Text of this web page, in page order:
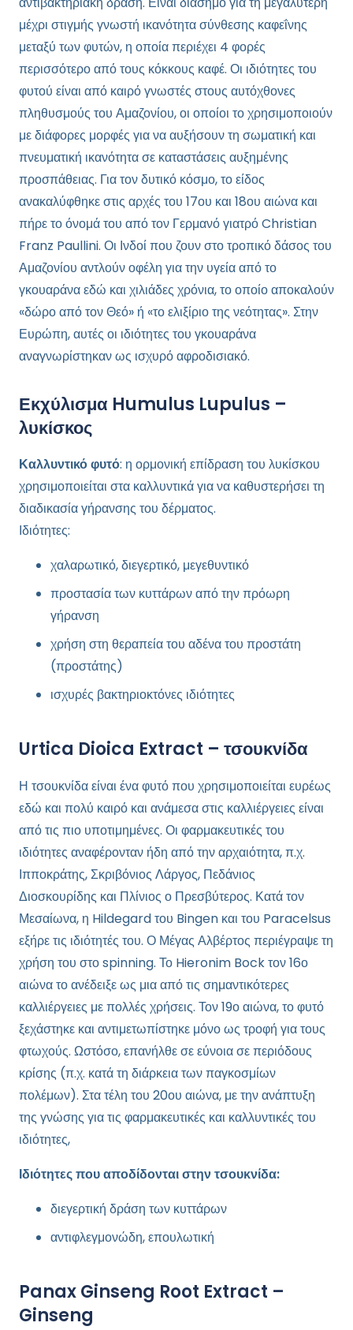
μέχρι στιγμής γνωστή ικανότητα σύνθεσης καφεΐνης
μεταξύ των φυτών, η οποία περιέχει 4 φορές
περισσότερο από τους κόκκους καφέ. Οι ιδιότητες του
φυτού είναι από καιρό γνωστές στους αυτόχθονες
πληθυσμούς του Αμαζονίου, οι οποίοι το χρησιμοποιούν
με διάφορες μορφές για να αυξήσουν τη σωματική και
πνευματική ικανότητα σε καταστάσεις αυξημένης
προσπάθειας. Για τον δυτικό κόσμο, το είδος
ανακαλύφθηκε στις αρχές του 17ου και 18ου αιώνα και
πήρε το όνομά του από τον Γερμανό γιατρό Christian
Franz Paullini. Οι Ινδοί που ζουν στο τροπικό δάσος του
Αμαζονίου αντλούν οφέλη για την υγεία από το
γκουαράνα εδώ και χιλιάδες χρόνια, το οποίο αποκαλούν
«δώρο από τον Θεό» ή «το ελιξίριο της νεότητας». Στην
Ευρώπη, αυτές οι ιδιότητες του γκουαράνα
αναγνωρίστηκαν ως ισχυρό αφροδισιακό.
Εκχύλισμα Humulus Lupulus –
λυκίσκος
Καλλυντικό φυτό: η ορμονική επίδραση του λυκίσκου
χρησιμοποιείται στα καλλυντικά για να καθυστερήσει τη
διαδικασία γήρανσης του δέρματος.
Ιδιότητες:
χαλαρωτικό, διεγερτικό, μεγεθυντικό
προστασία των κυττάρων από την πρόωρη
γήρανση
χρήση στη θεραπεία του αδένα του προστάτη
(προστάτης)
ισχυρές βακτηριοκτόνες ιδιότητες
Urtica Dioica Extract – τσουκνίδα
Η τσουκνίδα είναι ένα φυτό που χρησιμοποιείται ευρέως
εδώ και πολύ καιρό και ανάμεσα στις καλλιέργειες είναι
από τις πιο υποτιμημένες. Οι φαρμακευτικές του
ιδιότητες αναφέρονταν ήδη από την αρχαιότητα, π.χ.
Ιπποκράτης, Σκριβόνιος Λάργος, Πεδάνιος
Διοσκουρίδης και Πλίνιος ο Πρεσβύτερος. Κατά τον
Μεσαίωνα, η Hildegard του Bingen και του Paracelsus
εξήρε τις ιδιότητές του. Ο Μέγας Αλβέρτος περιέγραψε τη
χρήση του στο spinning. Το Hieronim Bock τον 16ο
αιώνα το ανέδειξε ως μια από τις σημαντικότερες
καλλιέργειες με πολλές χρήσεις. Τον 19ο αιώνα, το φυτό
ξεχάστηκε και αντιμετωπίστηκε μόνο ως τροφή για τους
φτωχούς. Ωστόσο, επανήλθε σε εύνοια σε περιόδους
κρίσης (π.χ. κατά τη διάρκεια των παγκοσμίων
πολέμων). Στα τέλη του 20ου αιώνα, με την ανάπτυξη
της γνώσης για τις φαρμακευτικές και καλλυντικές του
ιδιότητες,
Ιδιότητες που αποδίδονται στην τσουκνίδα:
διεγερτική δράση των κυττάρων
αντιφλεγμονώδη, επουλωτική
Panax Ginseng Root Extract –
Ginseng